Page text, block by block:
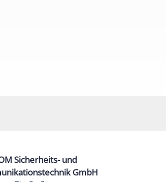
Sicherheits- und
GmbH